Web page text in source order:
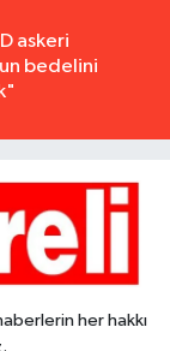
askeri
bedelini
her hakkı